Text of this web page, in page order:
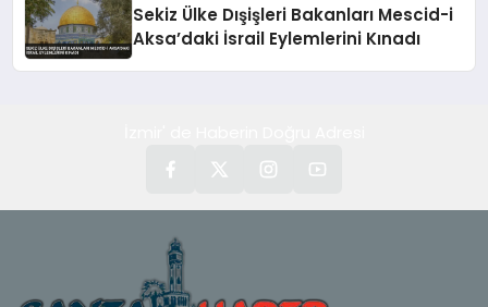
Sekiz Ülke Dışişleri Bakanları Mescid-i
Aksa’daki İsrail Eylemlerini Kınadı